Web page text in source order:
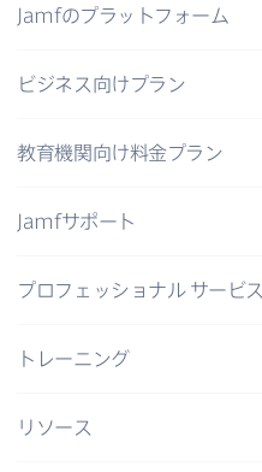
Jamfの​プラットフォーム
ビジネス向けプラン
教育機関向け料金プラン
Jamfサポート
プロフェッショナル サービス
トレーニング
リソース